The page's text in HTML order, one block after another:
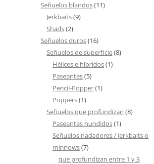
Señuelos blandos(11)
Jerkbaits(9)
Shads(2)
Señuelos duros(16)
Señuelos de superficie(8)
Hélices e híbridos(1)
Paseantes(5)
Pencil-Popper(1)
Poppers(1)
Señuelos que profundizan (8)
Paseantes hundidos(1)
Señuelos nadadores / Jerkbaits o
minnows(7)
que profundizan entre 1 y 3